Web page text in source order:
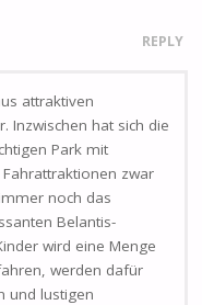
REPLY
attraktiven
Inzwischen hat sich die
Park mit
zwar
noch das
Belantis-
wird eine Menge
werden dafür
und lustigen